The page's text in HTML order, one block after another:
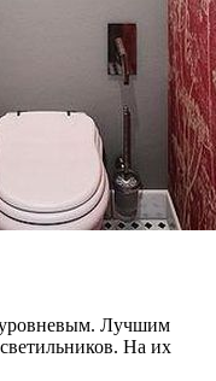
Лучшим
На их